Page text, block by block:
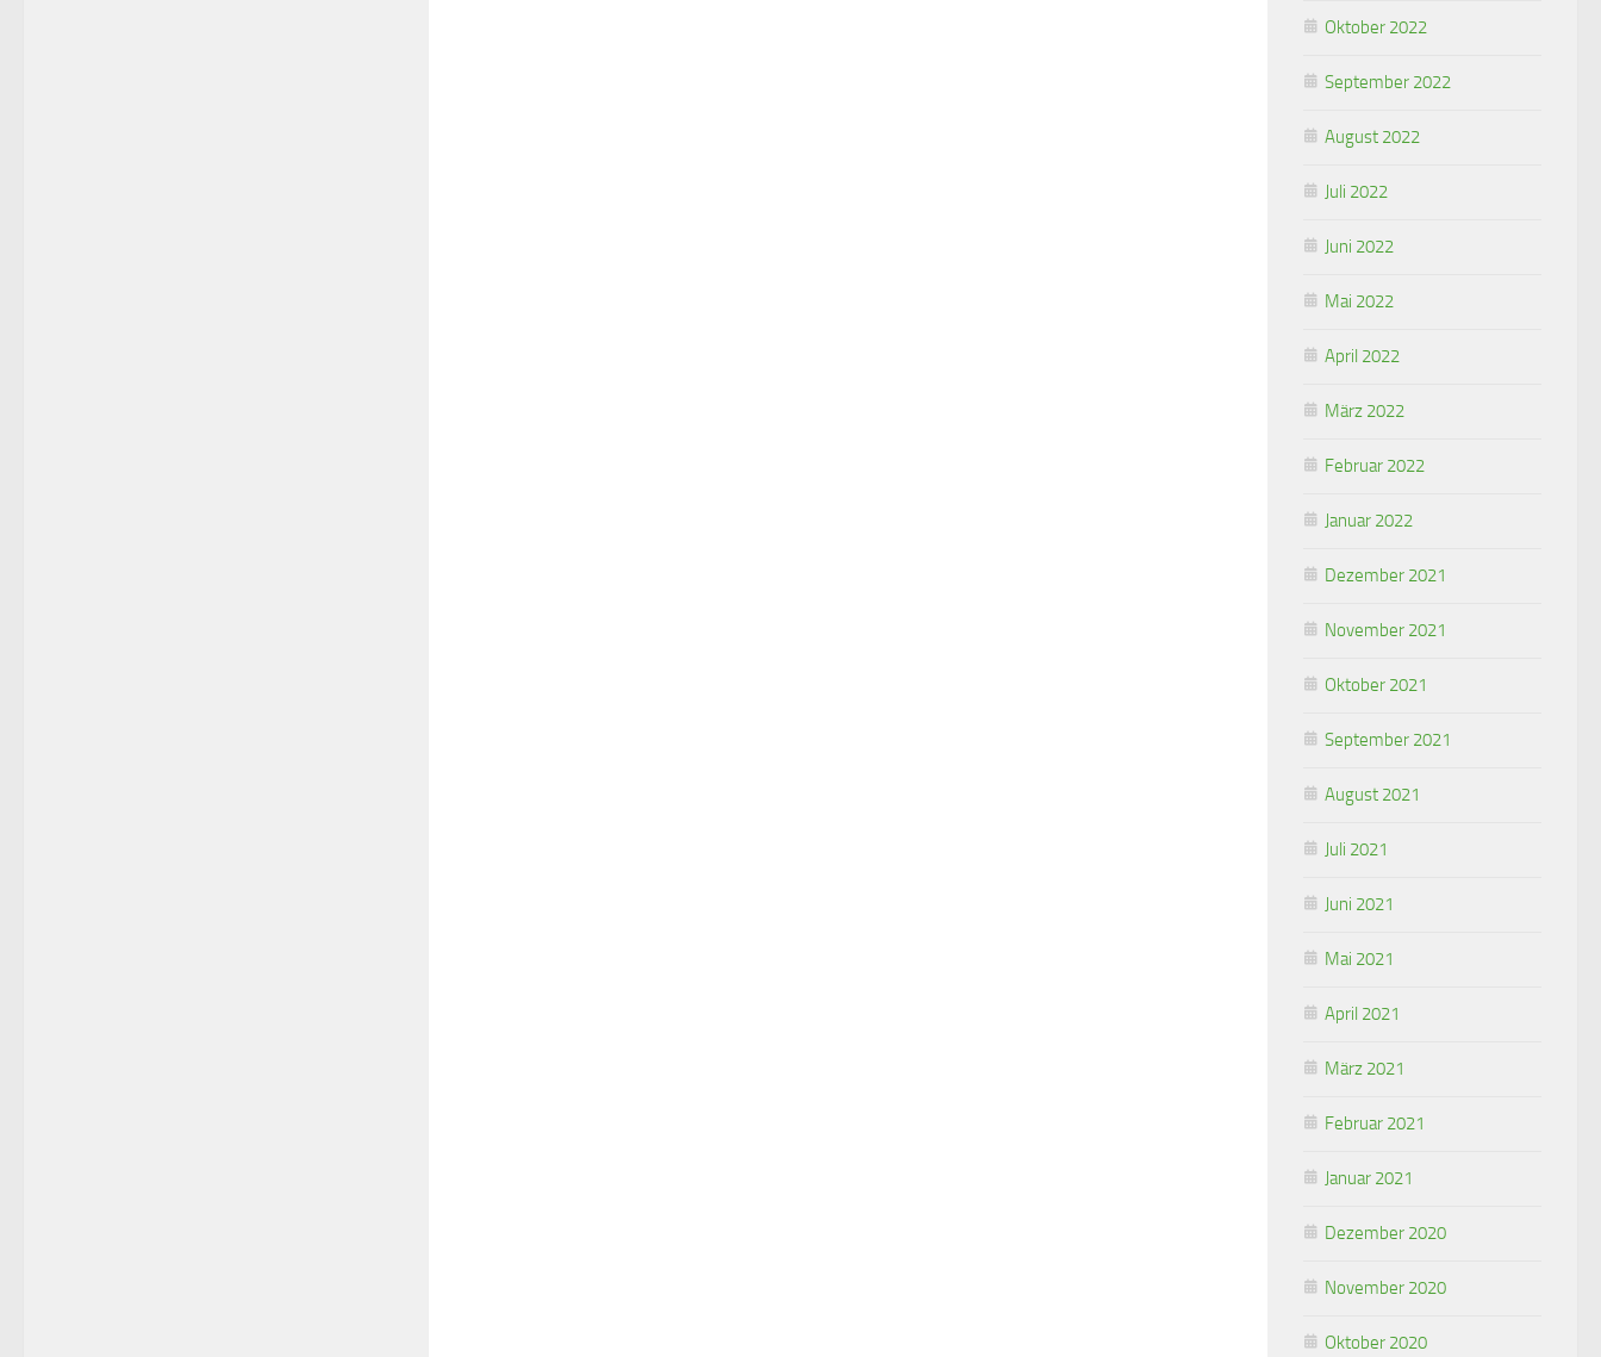
Oktober 2022
September 2022
August 2022
Juli 2022
Juni 2022
Mai 2022
April 2022
März 2022
Februar 2022
Januar 2022
Dezember 2021
November 2021
Oktober 2021
September 2021
August 2021
Juli 2021
Juni 2021
Mai 2021
April 2021
März 2021
Februar 2021
Januar 2021
Dezember 2020
November 2020
Oktober 2020